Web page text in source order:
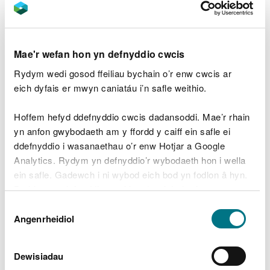
Mae'r wefan hon yn defnyddio cwcis
Rydym wedi gosod ffeiliau bychain o’r enw cwcis ar
eich dyfais er mwyn caniatáu i’n safle weithio.
Hoffem hefyd ddefnyddio cwcis dadansoddi. Mae’r rhain
yn anfon gwybodaeth am y ffordd y caiff ein safle ei
ddefnyddio i wasanaethau o’r enw Hotjar a Google
Analytics. Rydym yn defnyddio’r wybodaeth hon i wella
ein safle. Gadewch i ni wybod eich bod yn fodlon â hyn.
Byddwn yn defnyddio cwci i gadw eich dewis.
Gellirdarllen mwy am ein cwcis cyn i chi ddewis.
Caniatâd
Angenrheidiol
Dewisiadau
Darllenwch fwy am
weithgareddau trwyddedu
morol Band 2 a Band 3.
Trwyddedau Band 3
Mae trwyddedau Band 3 yn unrhyw geisiadau sy'n
gofyn am Asesiad o'r Effaith Amgylcheddol (AEA)
a benderfynir drwy broses sgrinio, neu brosiectau
dros £1 miliwn - datblygiadau ar raddfa fwy fel
arfer.
Ystyrir bod gan rai gweithgareddau Band 3 risg
cydsynio isel i gymedrol ar gyfer adar ar y môr gan
dyframaeth
ceblau
prosiectau sy’n gysylltiedig â phiblinellau